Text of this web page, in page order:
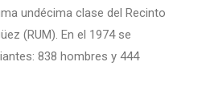
undécima clase del Recinto
(RUM). En el 1974 se
838 hombres y 444